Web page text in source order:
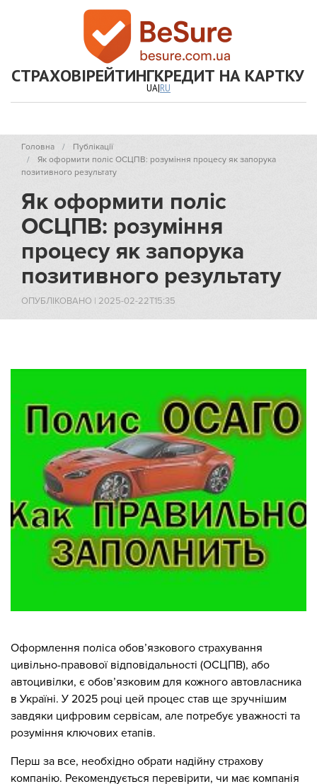
СТРАХОВІРЕЙТИНГКРЕДИТ НА КАРТКУ
UA|RU
Головна
Публікації
Як оформити поліс ОСЦПВ: розуміння процесу як запорука
позитивного результату
Як оформити поліс
ОСЦПВ: розуміння
процесу як запорука
позитивного результату
ОПУБЛІКОВАНО | 2025-02-22T15:35
Оформлення поліса обов’язкового страхування
цивільно-правової відповідальності (ОСЦПВ), або
автоцивілки, є обов’язковим для кожного автовласника
в Україні. У 2025 році цей процес став ще зручнішим
завдяки цифровим сервісам, але потребує уважності та
розуміння ключових етапів.
Перш за все, необхідно обрати надійну страхову
компанію. Рекомендується перевірити, чи має компанія